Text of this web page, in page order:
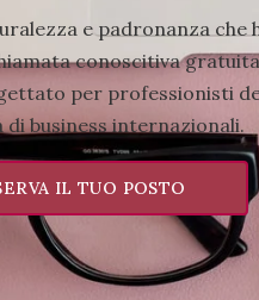
e padronanza che
conoscitiva
per professionisti
business internazionali.
IL TUO POSTO